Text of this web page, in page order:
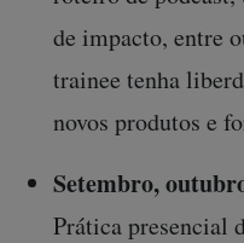
de impacto, entre
trainee tenha
novos produtos e
Setembro,
Prática presencial